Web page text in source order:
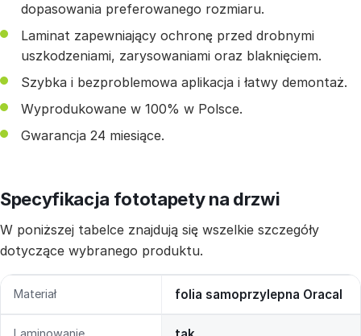
dopasowania preferowanego rozmiaru.
Laminat zapewniający ochronę przed drobnymi
uszkodzeniami, zarysowaniami oraz blaknięciem.
Szybka i bezproblemowa aplikacja i łatwy demontaż.
Wyprodukowane w 100% w Polsce.
Gwarancja 24 miesiące.
Specyfikacja fototapety na drzwi
W poniższej tabelce znajdują się wszelkie szczegóły
dotyczące wybranego produktu.
Materiał folia samoprzylepna Oracal
Laminowanie